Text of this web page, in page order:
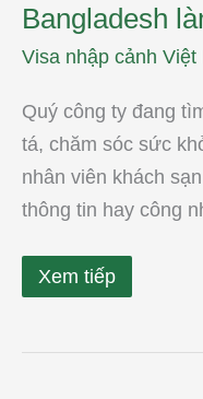
Bangladesh
Visa nhập cảnh Việt
Quý công ty đang
tá, chăm sóc sức
nhân viên khách
thông tin hay công
Xem tiếp